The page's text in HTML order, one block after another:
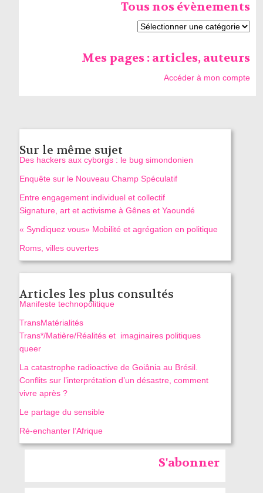
Tous nos évènements
Mes pages : articles, auteurs
Accéder à mon compte
Sur le même sujet
Des hackers aux cyborgs : le bug simondonien
Enquête sur le Nouveau Champ Spéculatif
Entre engagement individuel et collectif
Signature, art et activisme à Gênes et Yaoundé
« Syndiquez vous» Mobilité et agrégation en politique
Roms, villes ouvertes
Articles les plus consultés
Manifeste technopolitique
TransMatérialités
Trans*/Matière/Réalités et imaginaires politiques
queer
La catastrophe radioactive de Goiânia au Brésil.
Conflits sur l’interprétation d’un désastre, comment
vivre après ?
Le partage du sensible
Ré-enchanter l’Afrique
S'abonner